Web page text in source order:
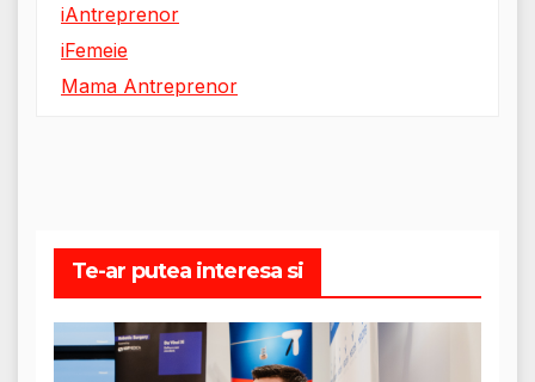
iAntreprenor
iFemeie
Mama Antreprenor
Te-ar putea interesa si